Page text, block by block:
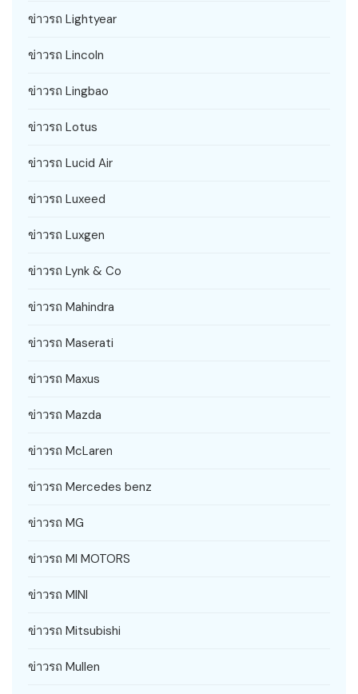
ข่าวรถ Lightyear
ข่าวรถ Lincoln
ข่าวรถ Lingbao
ข่าวรถ Lotus
ข่าวรถ Lucid Air
ข่าวรถ Luxeed
ข่าวรถ Luxgen
ข่าวรถ Lynk & Co
ข่าวรถ Mahindra
ข่าวรถ Maserati
ข่าวรถ Maxus
ข่าวรถ Mazda
ข่าวรถ McLaren
ข่าวรถ Mercedes benz
ข่าวรถ MG
ข่าวรถ MI MOTORS
ข่าวรถ MINI
ข่าวรถ Mitsubishi
ข่าวรถ Mullen